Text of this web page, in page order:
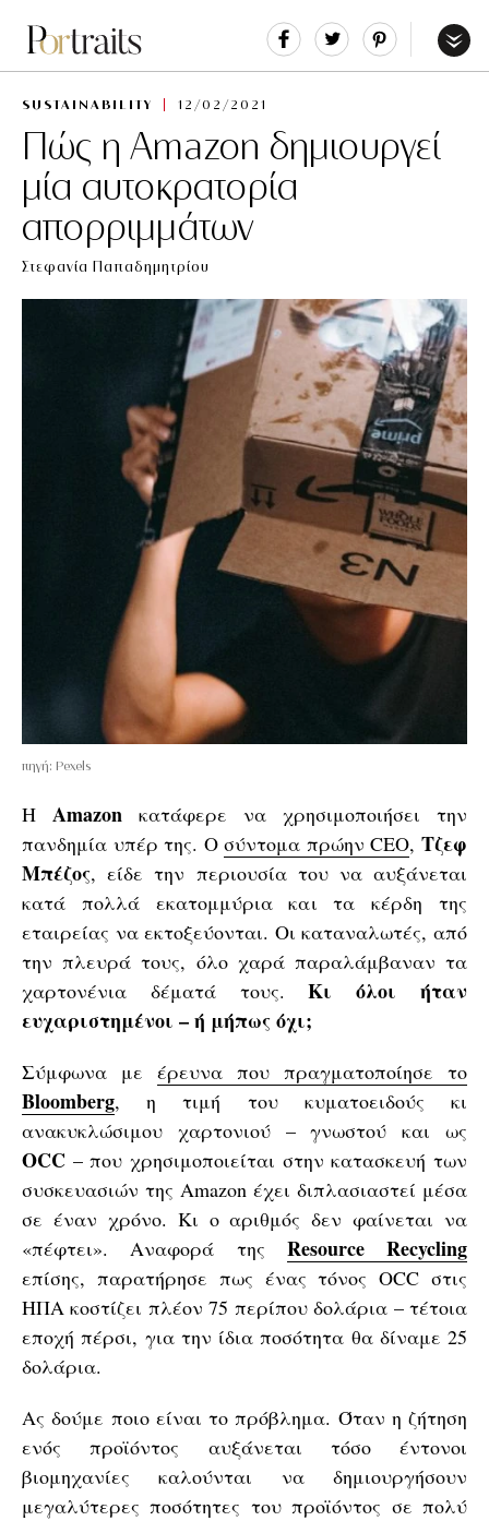
Share Tweet
SUSTAINABILITY 12/02/2021
Πώς η Amazon δημιουργεί
μία αυτοκρατορία
απορριμμάτων
Στεφανία Παπαδημητρίου
πηγή: Pexels
H Amazon κατάφερε να χρησιμοποιήσει την
πανδημία υπέρ της. Οσύντομα πρώην CEO,Τζεφ
Μπέζος, είδε την περιουσία του να αυξάνεται
κατά πολλά εκατομμύρια και τα κέρδη της
εταιρείας να εκτοξεύονται. Οι καταναλωτές, από
την πλευρά τους, όλο χαρά παραλάμβαναν τα
χαρτονένια δέματά τους.Κι όλοι ήταν
ευχαριστημένοι – ή μήπως όχι;
Σύμφωνα με έρευνα που πραγματοποίησε το
Bloomberg, η τιμή του κυματοειδούς κι
ανακυκλώσιμου χαρτονιού – γνωστού και ως
OCC – που χρησιμοποιείται στην κατασκευή των
συσκευασιών της Amazon έχει διπλασιαστεί μέσα
σε έναν χρόνο. Κι ο αριθμός δεν φαίνεται να
«πέφτει». Αναφορά της Resource Recycling
επίσης, παρατήρησε πως ένας τόνος OCC στις
ΗΠΑ κοστίζει πλέον 75 περίπου δολάρια – τέτοια
εποχή πέρσι, για την ίδια ποσότητα θα δίναμε 25
δολάρια.
Ας δούμε ποιο είναι το πρόβλημα. Όταν η ζήτηση
ενός προϊόντος αυξάνεται τόσο έντονοι
βιομηχανίες καλούνται να δημιουργήσουν
μεγαλύτερες ποσότητες του προϊόντος σε πολύ